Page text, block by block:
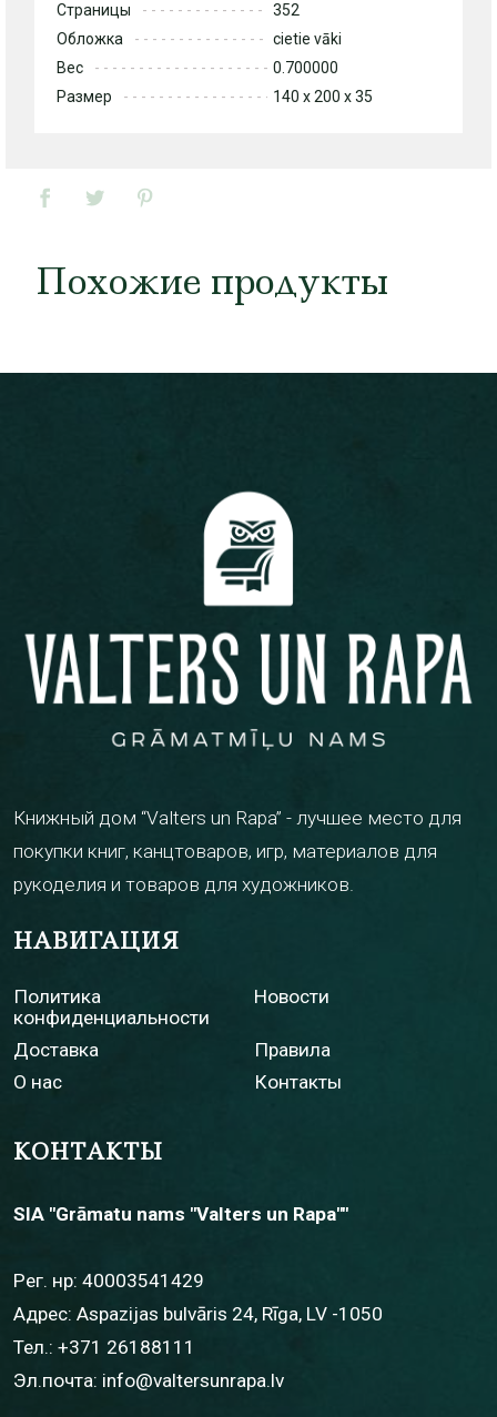
Страницы
352
Обложка
cietie vāki
Вес
0.700000
Размер
140 x 200 x 35
Похожие продукты
Книжный дом “Valters un Rapa” - лучшее место для
покупки книг, канцтоваров, игр, материалов для
рукоделия и товаров для художников.
НАВИГАЦИЯ
Политика
конфиденциальности
Новости
Доставка
Правила
О нас
Контакты
КОНТАКТЫ
SIA "Grāmatu nams "Valters un Rapa""
Рег. нр: 40003541429
Адрес: Aspazijas bulvāris 24, Rīga, LV -1050
Тел.: +371 26188111
Эл.почта: info@valtersunrapa.lv